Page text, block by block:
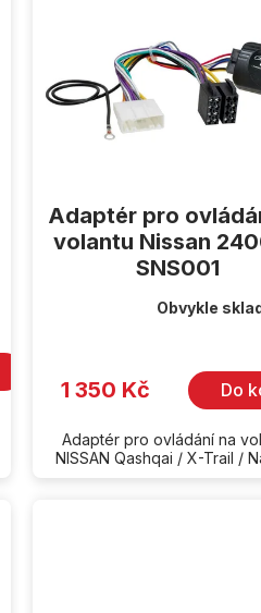
Adaptér pro
volantu Nissan
SNS001
5,0
Obvykle
1 350 Kč Do
Adaptér pro ovládání na
NISSAN Qashqai / X-Trail /